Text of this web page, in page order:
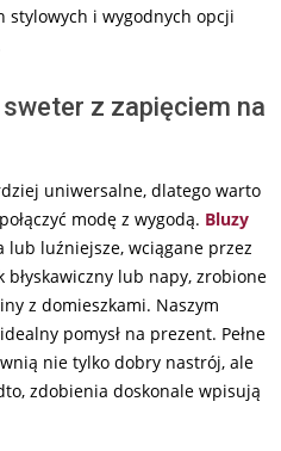
i wygodnych opcji
z zapięciem na
uniwersalne, dlatego warto
modę z wygodą. Bluzy
lub luźniejsze, wciągane przez
błyskawiczny lub napy, zrobione
z domieszkami. Naszym
pomysł na prezent. Pełne
nie tylko dobry nastrój, ale
zdobienia doskonale wpisują